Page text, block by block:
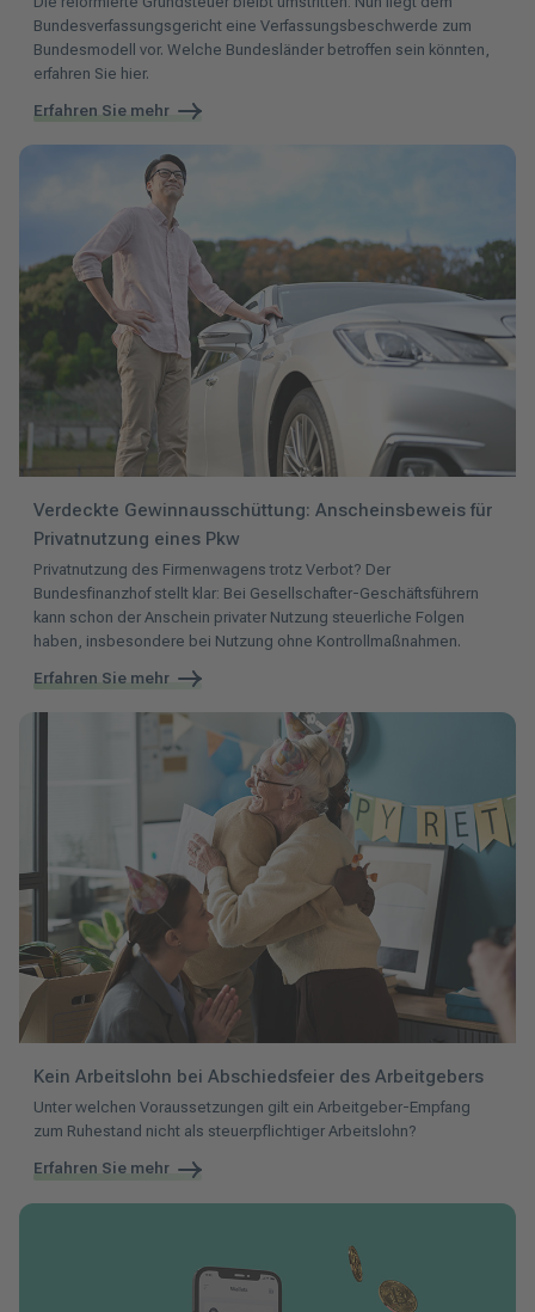
Bundesverfassungsgericht eine Verfassungsbeschwerde zum
Bundesmodell vor. Welche Bundesländer betroffen sein könnten,
erfahren Sie hier.
Erfahren Sie mehr
Verdeckte Gewinnausschüttung: Anscheinsbeweis für
Privatnutzung eines Pkw
Privatnutzung des Firmenwagens trotz Verbot? Der
Bundesfinanzhof stellt klar: Bei Gesellschafter-Geschäftsführern
kann schon der Anschein privater Nutzung steuerliche Folgen
haben, insbesondere bei Nutzung ohne Kontrollmaßnahmen.
Erfahren Sie mehr
Kein Arbeitslohn bei Abschiedsfeier des Arbeitgebers
Unter welchen Voraussetzungen gilt ein Arbeitgeber-Empfang
zum Ruhestand nicht als steuerpflichtiger Arbeitslohn?
Erfahren Sie mehr